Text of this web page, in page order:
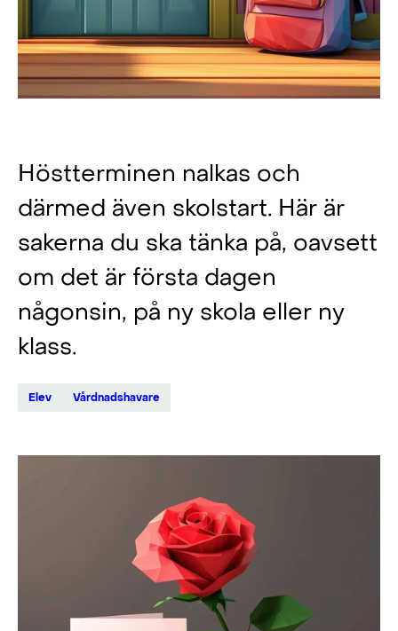
Höstterminen nalkas och
därmed även skolstart. Här är
sakerna du ska tänka på, oavsett
om det är första dagen
någonsin, på ny skola eller ny
klass.
Elev Vårdnadshavare